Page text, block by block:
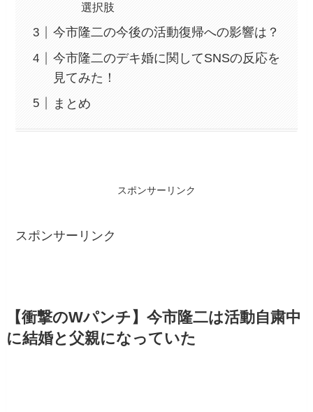
選択肢
今市隆二の今後の活動復帰への影響は？
今市隆二のデキ婚に関してSNSの反応を
見てみた！
まとめ
スポンサーリンク
スポンサーリンク
【衝撃のWパンチ】今市隆二は活動自粛中
に結婚と父親になっていた